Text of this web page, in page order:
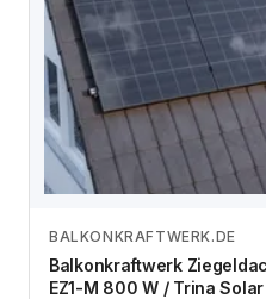
Zum
BALKONKRAFTWERK.DE
Balkonkraftwerk
EZ1-M 800 W / Trina